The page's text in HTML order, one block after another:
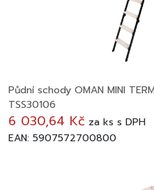
Půdní schody OMAN MINI
TSS30106
6 030,64 Kč za ks s DPH
EAN: 5907572700800